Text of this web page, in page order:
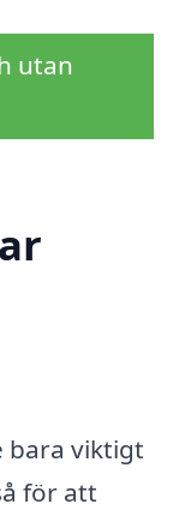
utan
bara viktigt
för att